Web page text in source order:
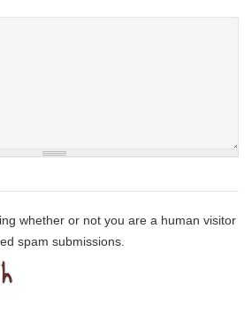
whether or not you are a human visitor
spam submissions.